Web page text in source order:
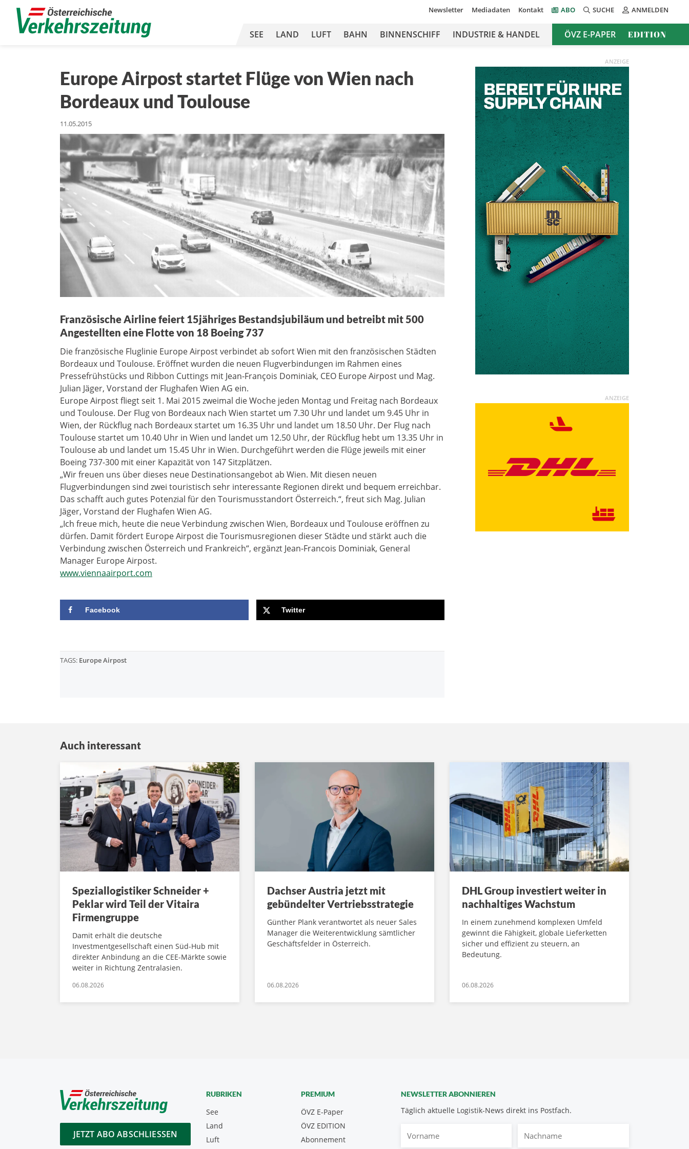
Newsletter Mediadaten Kontakt ABO SUCHE ANMELDEN
SEE LAND LUFT BAHN BINNENSCHIFF INDUSTRIE & HANDEL ÖVZ E-PAPER EDITION
Europe Airpost startet Flüge von Wien nach
Bordeaux und Toulouse
11.05.2015
Französische Airline feiert 15jähriges Bestandsjubiläum und betreibt mit 500
Angestellten eine Flotte von 18 Boeing 737
Die französische Fluglinie Europe Airpost verbindet ab sofort Wien mit den französischen Städten
Bordeaux und Toulouse. Eröffnet wurden die neuen Flugverbindungen im Rahmen eines
Pressefrühstücks und Ribbon Cuttings mit Jean-François Dominiak, CEO Europe Airpost und Mag.
Julian Jäger, Vorstand der Flughafen Wien AG ein.
Europe Airpost fliegt seit 1. Mai 2015 zweimal die Woche jeden Montag und Freitag nach Bordeaux
und Toulouse. Der Flug von Bordeaux nach Wien startet um 7.30 Uhr und landet um 9.45 Uhr in
Wien, der Rückflug nach Bordeaux startet um 16.35 Uhr und landet um 18.50 Uhr. Der Flug nach
Toulouse startet um 10.40 Uhr in Wien und landet um 12.50 Uhr, der Rückflug hebt um 13.35 Uhr in
Toulouse ab und landet um 15.45 Uhr in Wien. Durchgeführt werden die Flüge jeweils mit einer
Boeing 737-300 mit einer Kapazität von 147 Sitzplätzen.
„Wir freuen uns über dieses neue Destinationsangebot ab Wien. Mit diesen neuen
Flugverbindungen sind zwei touristisch sehr interessante Regionen direkt und bequem erreichbar.
Das schafft auch gutes Potenzial für den Tourismusstandort Österreich.“, freut sich Mag. Julian
Jäger, Vorstand der Flughafen Wien AG.
„Ich freue mich, heute die neue Verbindung zwischen Wien, Bordeaux und Toulouse eröffnen zu
dürfen. Damit fördert Europe Airpost die Tourismusregionen dieser Städte und stärkt auch die
Verbindung zwischen Österreich und Frankreich“, ergänzt Jean-Francois Dominiak, General
Manager Europe Airpost.
www.viennaairport.com
Facebook Twitter
TAGS: Europe Airpost
ANZEIGE
ANZEIGE
Auch interessant
Speziallogistiker Schneider +
Peklar wird Teil der Vitaira
Firmengruppe
Damit erhält die deutsche
Investmentgesellschaft einen Süd-Hub mit
direkter Anbindung an die CEE-Märkte sowie
weiter in Richtung Zentralasien.
06.08.2026
Dachser Austria jetzt mit
gebündelter Vertriebsstrategie
Günther Plank verantwortet als neuer Sales
Manager die Weiterentwicklung sämtlicher
Geschäftsfelder in Österreich.
06.08.2026
DHL Group investiert weiter in
nachhaltiges Wachstum
In einem zunehmend komplexen Umfeld
gewinnt die Fähigkeit, globale Lieferketten
sicher und effizient zu steuern, an
Bedeutung.
06.08.2026
JETZT ABO ABSCHLIESSEN
NEWSLETTER ABONNIEREN
Täglich aktuelle Logistik-News direkt ins Postfach.
RUBRIKEN
See
Land
Luft
PREMIUM
ÖVZ E-Paper
Abonnement
ÖVZ EDITION